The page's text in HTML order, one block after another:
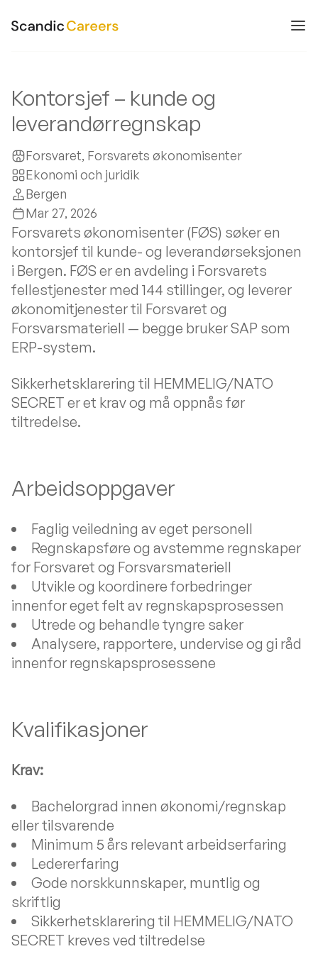
Kontorsjef – kunde og
leverandørregnskap
Forsvaret, Forsvarets økonomisenter
Ekonomi och juridik
Bergen
Mar 27, 2026
Forsvarets økonomisenter (FØS) søker en
kontorsjef til kunde- og leverandørseksjonen
i Bergen. FØS er en avdeling i Forsvarets
fellestjenester med 144 stillinger, og leverer
økonomitjenester til Forsvaret og
Forsvarsmateriell — begge bruker SAP som
ERP-system.
Sikkerhetsklarering til HEMMELIG/NATO
SECRET er et krav og må oppnås før
tiltredelse.
Arbeidsoppgaver
Faglig veiledning av eget personell
Regnskapsføre og avstemme regnskaper
for Forsvaret og Forsvarsmateriell
Utvikle og koordinere forbedringer
innenfor eget felt av regnskapsprosessen
Utrede og behandle tyngre saker
Analysere, rapportere, undervise og gi råd
innenfor regnskapsprosessene
Kvalifikasjoner
Krav:
Bachelorgrad innen økonomi/regnskap
eller tilsvarende
Minimum 5 års relevant arbeidserfaring
Ledererfaring
Gode norskkunnskaper, muntlig og
skriftlig
Sikkerhetsklarering til HEMMELIG/NATO
SECRET kreves ved tiltredelse